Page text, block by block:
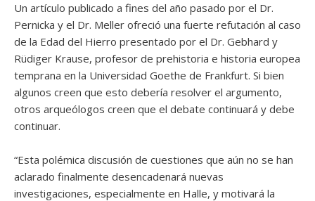
Un artículo publicado a fines del año pasado por el Dr.
Pernicka y el Dr. Meller ofreció una fuerte refutación al caso
de la Edad del Hierro presentado por el Dr. Gebhard y
Rüdiger Krause, profesor de prehistoria e historia europea
temprana en la Universidad Goethe de Frankfurt. Si bien
algunos creen que esto debería resolver el argumento,
otros arqueólogos creen que el debate continuará y debe
continuar.
“Esta polémica discusión de cuestiones que aún no se han
aclarado finalmente desencadenará nuevas
investigaciones, especialmente en Halle, y motivará la